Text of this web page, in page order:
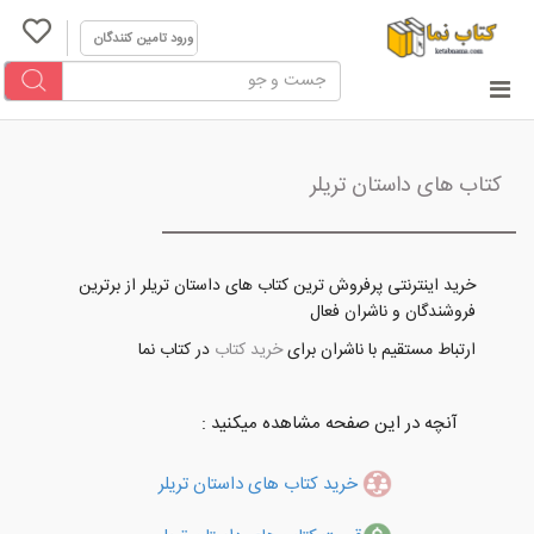
ورود تامین کنندگان
کتاب های داستان تریلر
خرید اینترنتی پرفروش ترین کتاب های داستان تریلر از برترین
فروشندگان و ناشران فعال
ارتباط مستقیم با ناشران برایخرید کتاب در کتاب نما
آنچه در این صفحه مشاهده میکنید :
خرید کتاب های داستان تریلر